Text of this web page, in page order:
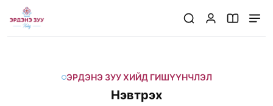
ЭРДЭНЭ ЗУУ ХИЙД ГИШҮҮНЧЛЭЛ
Нэвтрэх